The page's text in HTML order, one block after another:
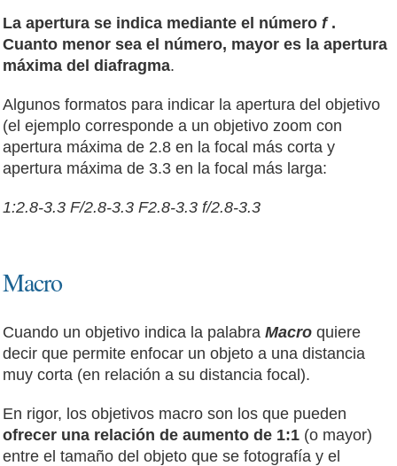
La apertura se indica mediante el númerof.
Cuanto menor sea el número, mayor es la apertura
máxima del diafragma.
Algunos formatos para indicar la apertura del objetivo
(el ejemplo corresponde a un objetivo zoom con
apertura máxima de 2.8 en la focal más corta y
apertura máxima de 3.3 en la focal más larga:
1:2.8-3.3 F/2.8-3.3 F2.8-3.3 f/2.8-3.3
Macro
Cuando un objetivo indica la palabraMacro quiere
decir que permite enfocar un objeto a una distancia
muy corta (en relación a su distancia focal).
En rigor, los objetivos macro son los que pueden
ofrecer una relación de aumento de 1:1 (o mayor)
entre el tamaño del objeto que se fotografía y el